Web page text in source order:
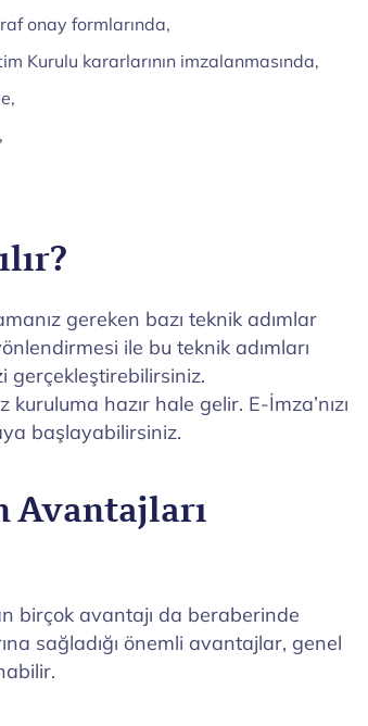
onay formlarında,
Kurulu kararlarının imzalanmasında,
gereken bazı teknik adımlar
ile bu teknik adımları
gerçekleştirebilirsiniz.
hazır hale gelir. E-İmza’nızı
başlayabilirsiniz.
Avantajları
birçok avantajı da beraberinde
sağladığı önemli avantajlar, genel